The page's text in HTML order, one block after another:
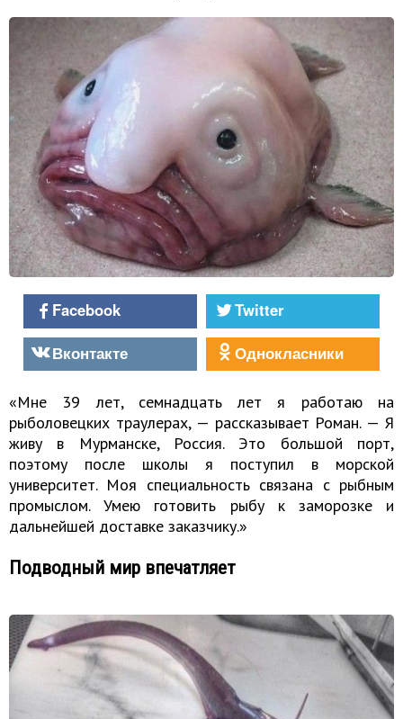
Facebook
Twitter
Вконтакте
Однокласники
«Мне 39 лет, семнадцать лет я работаю на
рыболовецких траулерах, — рассказывает Роман. — Я
живу в Мурманске, Россия. Это большой порт,
поэтому после школы я поступил в морской
университет. Моя специальность связана с рыбным
промыслом. Умею готовить рыбу к заморозке и
дальнейшей доставке заказчику.»
Подводный мир впечатляет